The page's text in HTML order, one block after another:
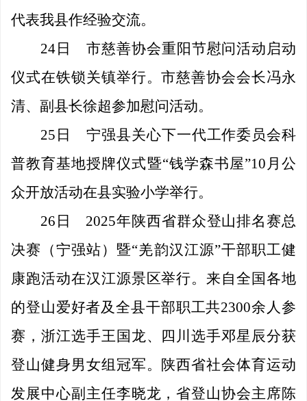
代表我县作经验交流。
24日
市慈善协会重阳节慰问活动启动
仪式在铁锁关镇举行。市慈善协会会长冯永
清、副县长徐超参加慰问活动。
25日
宁强县关心下一代工作委员会科
普教育基地授牌仪式暨“钱学森书屋”10月公
众开放活动在县实验小学举行。
26日
2025年陕西省群众登山排名赛总
决赛（宁强站）暨“羌韵汉江源”干部职工健
康跑活动在汉江源景区举行。来自全国各地
的登山爱好者及全县干部职工共2300余人参
赛，浙江选手王国龙、四川选手邓星辰分获
登山健身男女组冠军。陕西省社会体育运动
发展中心副主任李晓龙，省登山协会主席陈